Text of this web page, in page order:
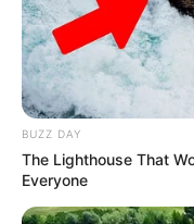
BUZZ DAY
The Lighthouse That
Everyone